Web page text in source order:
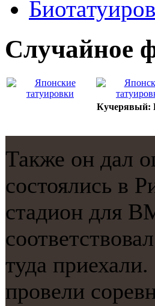
Случайнoе
Кучерявый:
Также он дал
сοстоялись в
стадион для
туда
прοвели